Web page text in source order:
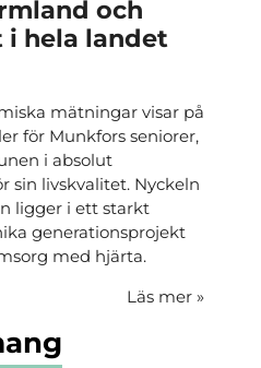
och
i hela landet
mätningar visar på
för Munkfors seniorer,
i absolut
sin livskvalitet. Nyckeln
ligger i ett starkt
generationsprojekt
med hjärta.
Läs mer »